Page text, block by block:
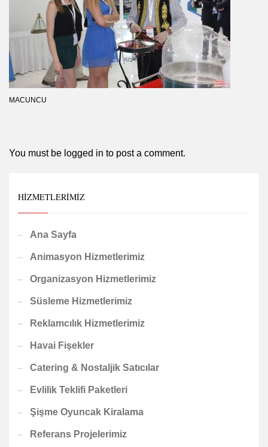
MACUNCU
You must be logged in to post a comment.
HIZMETLERIMIZ
Ana Sayfa
Animasyon Hizmetlerimiz
Organizasyon Hizmetlerimiz
Süsleme Hizmetlerimiz
Reklamcılık Hizmetlerimiz
Havai Fişekler
Catering & Nostaljik Satıcılar
Evlilik Teklifi Paketleri
Şişme Oyuncak Kiralama
Referans Projelerimiz